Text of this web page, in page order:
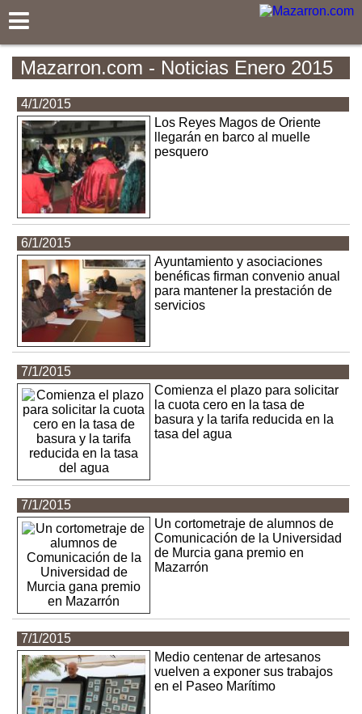
Mazarron.com - Noticias Enero 2015
4/1/2015
Los Reyes Magos de Oriente
llegarán en barco al muelle
pesquero
6/1/2015
Ayuntamiento y asociaciones
benéficas firman convenio anual
para mantener la prestación de
servicios
7/1/2015
Comienza el plazo para solicitar
la cuota cero en la tasa de
basura y la tarifa reducida en la
tasa del agua
7/1/2015
Un cortometraje de alumnos de
Comunicación de la Universidad
de Murcia gana premio en
Mazarrón
7/1/2015
Medio centenar de artesanos
vuelven a exponer sus trabajos
en el Paseo Marítimo